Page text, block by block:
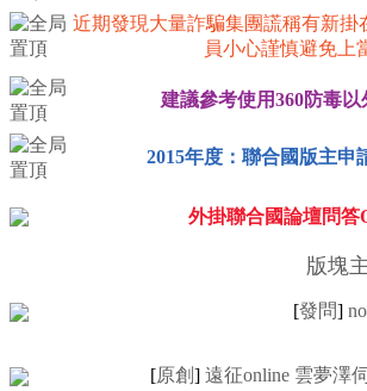
近期發現大量詐騙集團謊稱有新
員小心謹慎避免上
建議參考使用360防毒
2015年度：聯合國版主申
外掛聯合國論壇問答
版塊
[發問]
[原創] 遠征online 雲夢澤